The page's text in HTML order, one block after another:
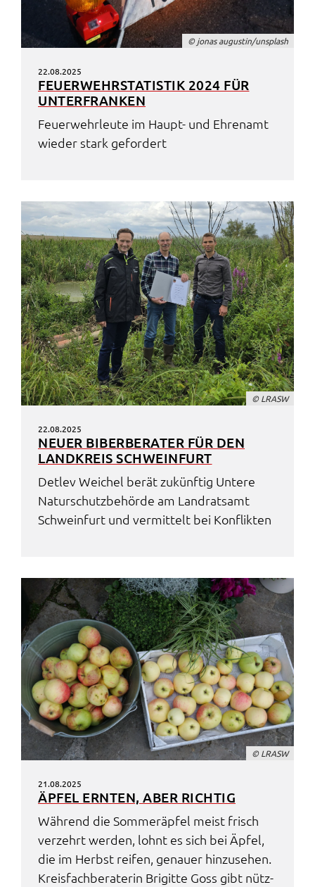
© jonas augus­tin/unsplash
22.08.2025
FEUER­WEHR­STA­TIS­TIK 2024 FÜR
UNTER­FRAN­KEN
Feuer­wehr­leu­te im Haupt- und Ehren­amt
wieder stark gefor­dert
© LRASW
22.08.2025
NEUER BIBER­BE­RA­TER FÜR DEN
LAND­KREIS SCHWEIN­FURT
Detlev Weichel berät zukünf­tig Unte­re
Natur­schutz­be­hör­de am Land­rats­amt
Schwein­furt und vermit­telt bei Konflik­ten
© LRASW
21.08.2025
ÄPFEL ERNTEN, ABER RICH­TIG
Während die Sommer­äp­fel meist frisch
verzehrt werden, lohnt es sich bei Äpfel,
die im Herbst reifen, genau­er hinzu­se­hen.
Kreis­fach­be­ra­te­rin Brigit­te Goss gibt nütz­